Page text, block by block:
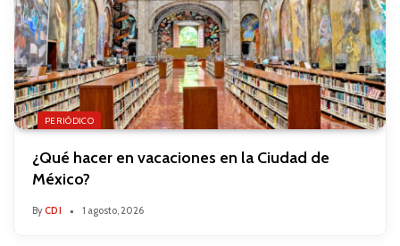
PERIÓDICO
¿Qué hacer en vacaciones en la Ciudad de
México?
ByCDI 1 agosto, 2026